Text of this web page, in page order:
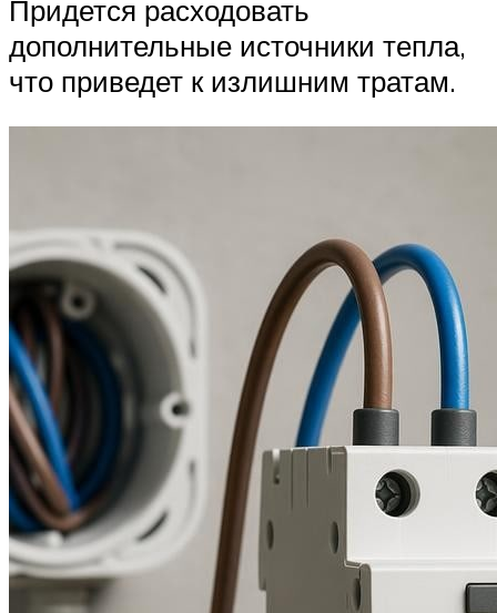
Придется расходовать
дополнительные источники тепла,
что приведет к излишним тратам.